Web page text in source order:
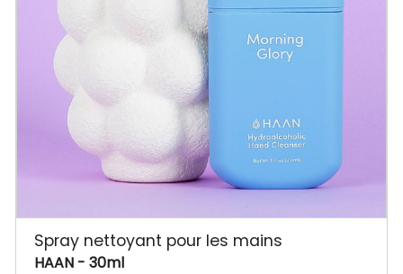
Spray nettoyant pour les mains
HAAN - 30ml